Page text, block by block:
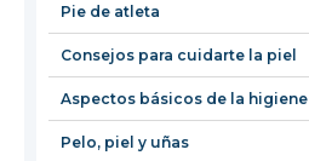
Pie de atleta
Consejos para cuidarte la piel
Aspectos básicos de la higiene
Pelo, piel y uñas